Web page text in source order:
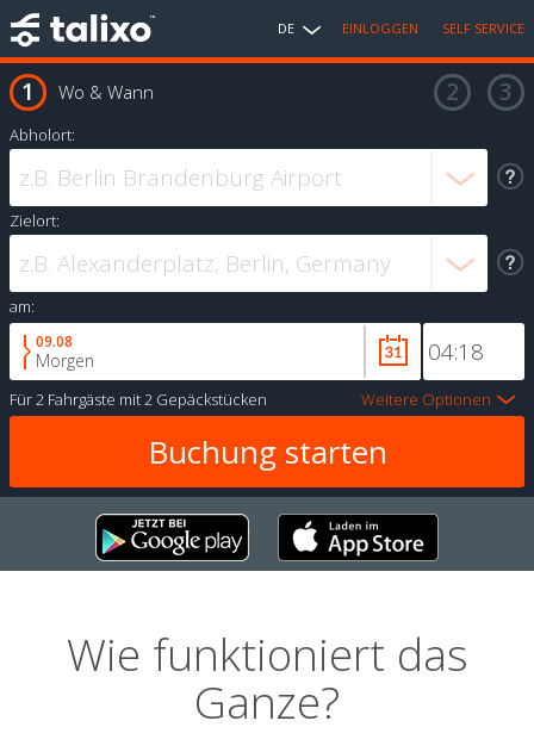
DE EINLOGGEN SELF SERVICE
Wo & Wann
Abholort:
Zielort:
am:
09.08
Morgen
Für2 Fahrgäste mit2 Gepäckstücken Weitere Optionen
Wie funktioniert das
Ganze?